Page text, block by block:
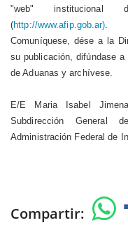
"web" institucional
(http://www.afip.gob.ar).
Comuníquese, dése a la
su publicación, difúndase
de Aduanas y archívese.
E/E Maria Isabel
Subdirección General
Administración Federal de
Compartir: